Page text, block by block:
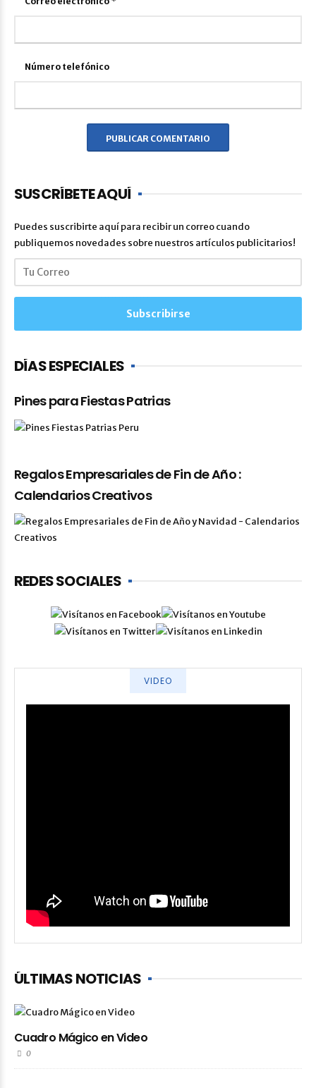
Número telefónico
SUSCRÍBETE AQUÍ
Puedes suscribirte aquí para recibir un correo cuando
publiquemos novedades sobre nuestros artículos publicitarios!
DÍAS ESPECIALES
Pines para Fiestas Patrias
Regalos Empresariales de Fin de Año :
Calendarios Creativos
REDES SOCIALES
VIDEO
ÚLTIMAS NOTICIAS
Cuadro Mágico en Video
0